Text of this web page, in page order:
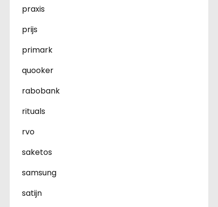
praxis
prijs
primark
quooker
rabobank
rituals
rvo
saketos
samsung
satijn